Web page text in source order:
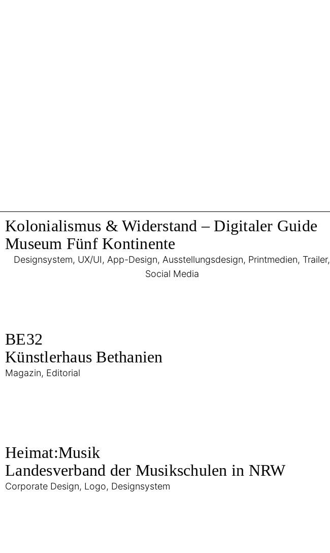
Kolonialismus & Widerstand – Digitaler Guide
Museum Fünf Kontinente
Designsystem, UX/UI, App-Design, Ausstellungsdesign, Printmedien, Trailer,
Social Media
BE32
Künstlerhaus Bethanien
Magazin, Editorial
Heimat:Musik
Landesverband der Musikschulen in NRW
Corporate Design, Logo, Designsystem